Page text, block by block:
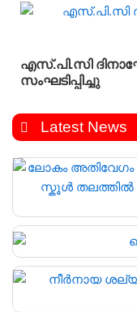
എസ്.പി.സി
സംഘടിപ്പിച്ചു
Latest News